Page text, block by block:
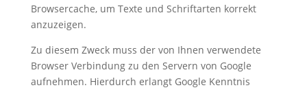
Browsercache, um Texte und Schriftarten korrekt
anzuzeigen.
Zu diesem Zweck muss der von Ihnen verwendete
Browser Verbindung zu den Servern von Google
aufnehmen. Hierdurch erlangt Google Kenntnis